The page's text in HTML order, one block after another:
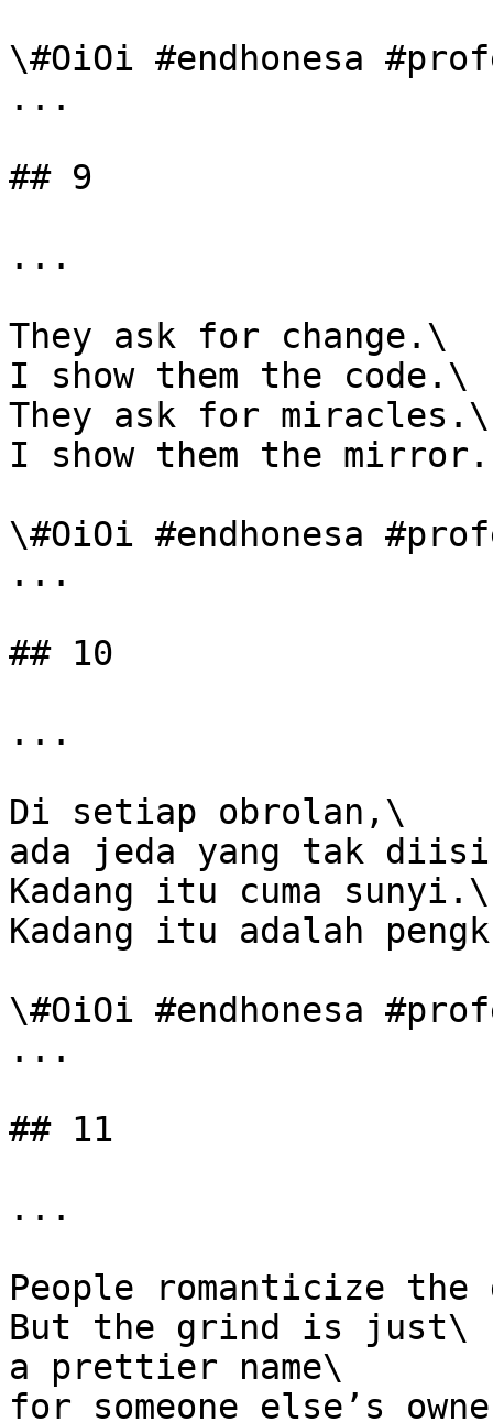
\#OiOi #endhonesa
...
## 9
...
They ask for change.\
I show them the code.\
They ask for miracles.\
I show them the mirror.
\#OiOi #endhonesa
...
## 10
...
Di setiap obrolan,\
ada jeda yang tak
Kadang itu cuma sunyi.\
Kadang itu adalah
\#OiOi #endhonesa
...
## 11
...
People romanticize
But the grind is just\
a prettier name\
for someone else’s